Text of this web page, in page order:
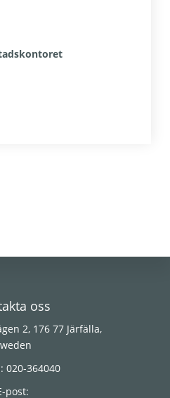
oss
2, 176 77 Järfälla,
020-364040
post: